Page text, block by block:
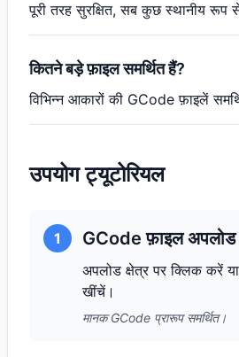
पूरी तरह सुरक्षित, सब कुछ स्थानीय रूप
कितने बड़े फ़ाइल समर्थित हैं?
विभिन्न आकारों की GCode फ़ाइलें
उपयोग ट्यूटोरियल
1 GCode फ़ाइल
अपलोड क्षेत्र पर क्लिक करें
खींचें।
मानक GCode प्रारूप समर्थित।